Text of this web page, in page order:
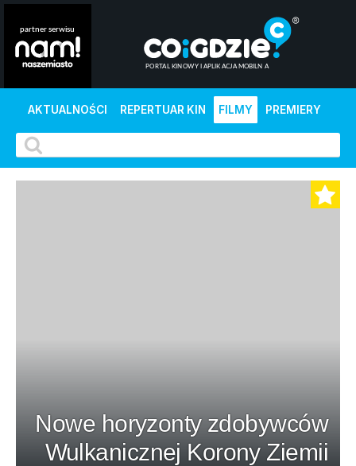
AKTUALNOŚCI REPERTUAR KIN FILMY PREMIERY
Nowe horyzonty zdobywców
Wulkanicznej Korony Ziemii